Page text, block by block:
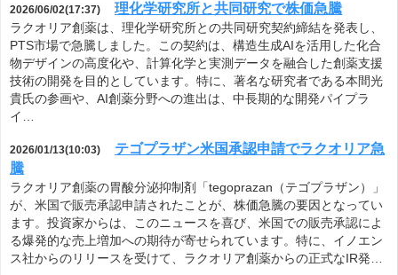
2026/06/02(17:37) 理化学研究所と共同研究で株価急騰
ラクオリア創薬は、理化学研究所との共同研究契約締結を発表し、
PTS市場で急騰しました。この契約は、構造生成AIを活用した化合
物デザインの高度化や、計算化学と実測データを融合した創薬支援
技術の開発を目的としています。特に、著名な研究者である本間光
貴氏の参画や、AI創薬分野への進出は、中長期的な開発パイプラ
イ…
2026/01/13(10:03)
テゴプラザン米国承認申請でラクオリア急
騰
ラクオリア創薬の胃酸分泌抑制剤「tegoprazan（テゴプラザン）」
が、米国で販売承認申請されたことが、株価急騰の要因となってい
ます。投資家からは、このニュースを喜び、米国での販売承認によ
る爆発的な売上増加への期待が寄せられています。特に、イノエン
ス社からのリリースを受けて、ラクオリア創薬からの正式なIR発…